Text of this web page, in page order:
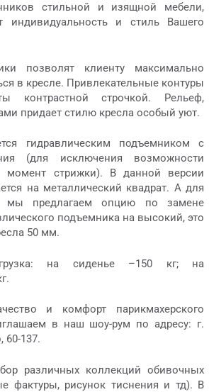
стильной и изящной мебели,
индивидуальность и стиль Вашего
позволят клиенту максимально
в кресле. Привлекательные контуры
контрастной строчкой. Рельеф,
придает стилю кресла особый уют.
гидравлическим подъемником с
(для исключения возможности
момент стрижки). В данной версии
на металлический квадрат. А для
мы предлагаем опцию по замене
подъемника на высокий, это
50 мм.
на сиденье –150 кг; на
и комфорт парикмахерского
в наш шоу-рум по адресу: г.
60-137.
различных коллекций обивочных
фактуры, рисунок тиснения и тд). В